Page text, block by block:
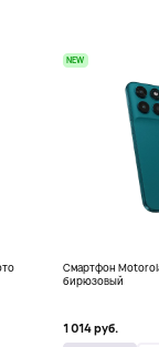
NEW
Смартфон
бирюзовый
1 014 руб.